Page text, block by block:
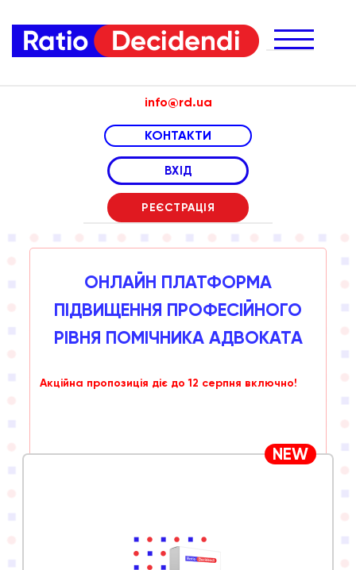
info@rd.ua
КОНТАКТИ
телефони менеджерів за напрямами:
онлайн курси
(063) 967 06 11
практикуми
(050) 988 56 08
(050) 100 80 80
ВХІД
РЕЄСТРАЦІЯ
ОНЛАЙН ПЛАТФОРМА
ПІДВИЩЕННЯ ПРОФЕСІЙНОГО
РІВНЯ ПОМІЧНИКА АДВОКАТА
Акційна пропозиція діє до 12 серпня включно!
NEW